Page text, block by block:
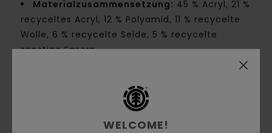
Materialzusammensetzung: 45 % Acryl, 21 %
recyceltes Acryl, 12 % Polyamid, 11 % recycelte
Wolle, 6 % recycelte Seide, 5 % recycelte
sonstige Fasern
Jersey-Strick [7 GG]
und Melco-Spot-Tape an stark beanspruchten
Rundhalsausschnitt
WELCOME!